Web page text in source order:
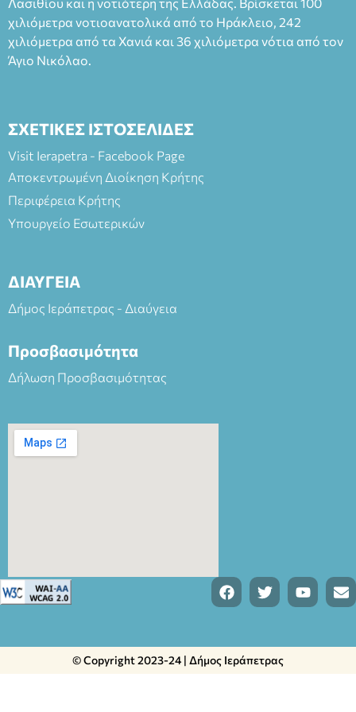
και στο more.com Χώρος: 3ο Γυμνάσιο Ιεράπετρας
(Είσοδος ΕΠΑ.Λ.) Έναρξη 21:15 Οργάνωση: ΚΝΩΣΟΣ
ΘΕΑΤΡΙΚΕΣ ΠΑΡΑΓΩΓΕΣ ΕΕ
χιλιόμετρα νοτιοανατολικά από το Ηράκλειο, 242
χιλιόμετρα από τα Χανιά και 36 χιλιόμετρα νότια από τον
Άγιο Νικόλαο.
ΣΧΕΤΙΚΕΣ ΙΣΤΟΣΕΛΙΔΕΣ
Visit Ierapetra - Facebook Page
Αποκεντρωμένη Διοίκηση Κρήτης
Περιφέρεια Κρήτης
Υπουργείο Εσωτερικών
ΔΙΑΥΓΕΙΑ
Δήμος Ιεράπετρας - Διαύγεια
Προσβασιμότητα
Δήλωση Προσβασιμότητας
© Copyright 2023-24 | Δήμος Ιεράπετρας